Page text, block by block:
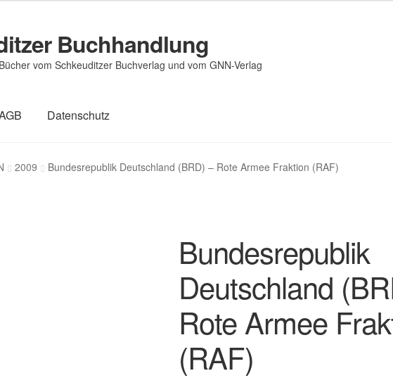
Buchhandlung
vom Schkeuditzer Buchverlag und vom GNN-Verlag
Datenschutz
2009 Bundesrepublik Deutschland (BRD) – Rote Armee Fraktion (RAF)
Bundesrepublik
Deutschland
Rote Armee
(RAF)